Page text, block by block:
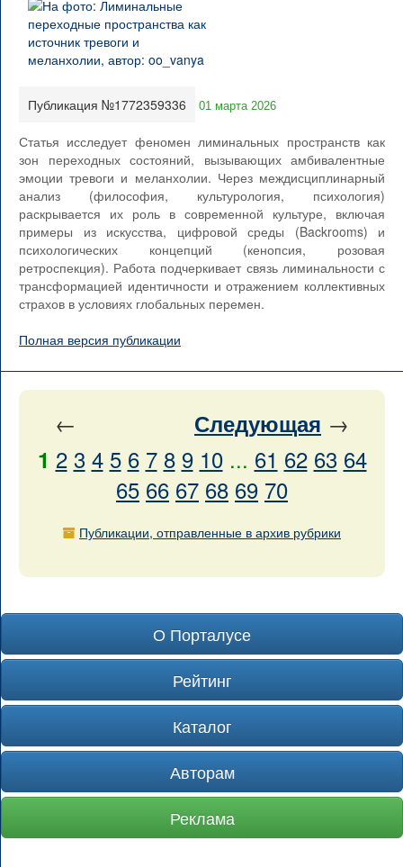
Публикация №1772359336 01 марта 2026
Статья исследует феномен лиминальных пространств как
зон переходных состояний, вызывающих амбивалентные
эмоции тревоги и меланхолии. Через междисциплинарный
анализ (философия, культурология, психология)
раскрывается их роль в современной культуре, включая
примеры из искусства, цифровой среды (Backrooms) и
психологических концепций (кенопсия, розовая
ретроспекция). Работа подчеркивает связь лиминальности с
трансформацией идентичности и отражением коллективных
страхов в условиях глобальных перемен.
Полная версия публикации
← Следующая →
1 2 3 4 5 6 7 8 9 10... 61 62 63 64
65 66 67 68 69 70
Публикации, отправленные в архив рубрики
О Порталусе
Рейтинг
Каталог
Авторам
Реклама